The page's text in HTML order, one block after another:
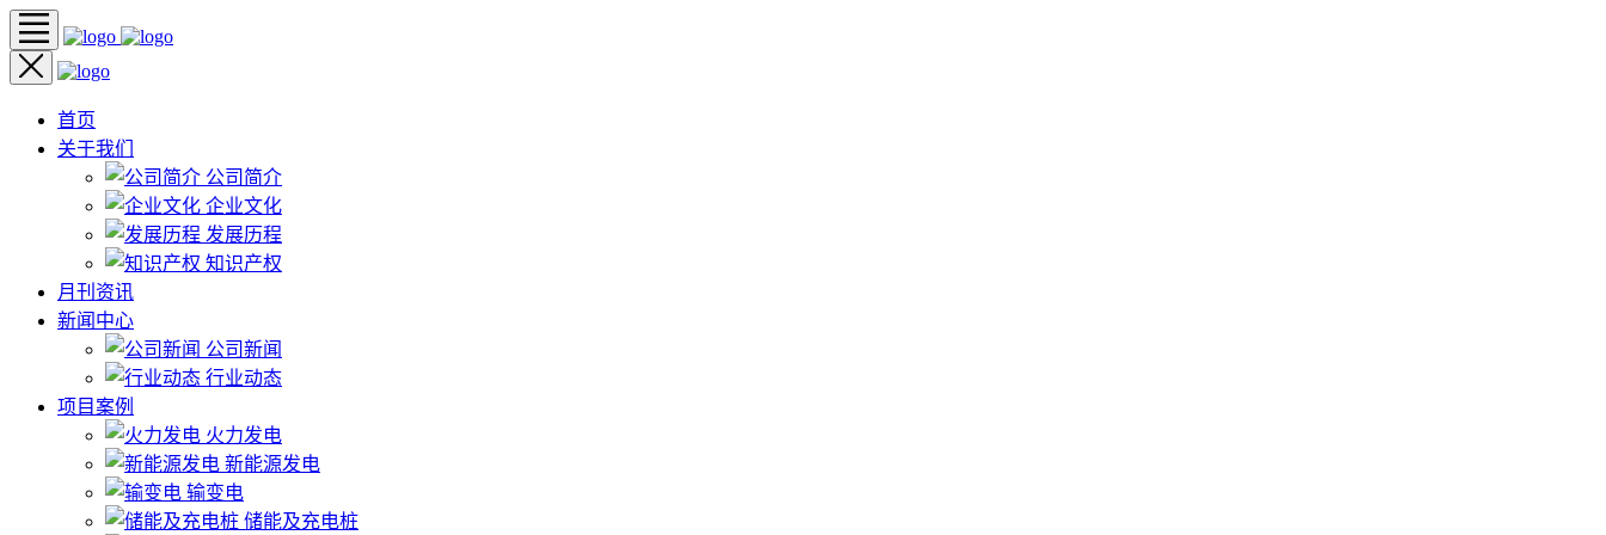
首页
关于我们
公司简介
企业文化
发展历程
知识产权
月刊资讯
新闻中心
公司新闻
行业动态
项目案例
火力发电
新能源发电
输变电
储能及充电桩